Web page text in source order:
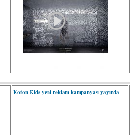
Koton Kids yeni reklam kampanyası yayında